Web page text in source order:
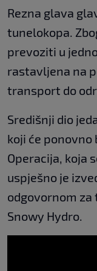
Rezna glava
tunelokopa.
prevoziti u
rastavljena na
transport do
Središnji dio
koji će
Operacija, koja
uspješno je
odgovornom
Snowy Hydro.